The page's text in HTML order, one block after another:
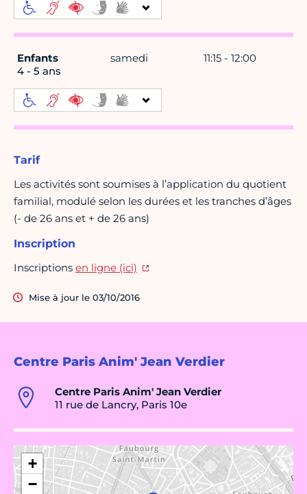
Centre Paris Anim' Jean Verdier
Centre Paris Anim' Jean Verdier
11 rue de Lancry, Paris 10e
+
−
Enfants
4 - 5 ans
samedi 11:15 - 12:00
Tarif
Les activités sont soumises à l’application du quotient
familial, modulé selon les durées et les tranches d’âges
(- de 26 ans et + de 26 ans)
Inscription
Inscriptions en ligne (ici)
Mise à jour le 03/10/2016